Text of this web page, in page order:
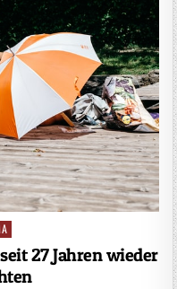
27 Jahren wieder